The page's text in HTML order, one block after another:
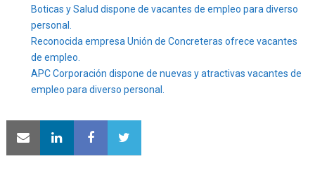
Boticas y Salud dispone de vacantes de empleo para diverso
personal.
Reconocida empresa Unión de Concreteras ofrece vacantes
de empleo.
APC Corporación dispone de nuevas y atractivas vacantes de
empleo para diverso personal.